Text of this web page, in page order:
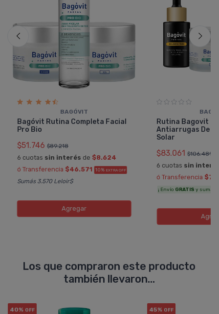
BAGÓVIT
Bagóvit Rutina Completa Facial
Pro Bio
$51.746 $89.218
6 cuotas sin interés de $8.624
ó Transferencia $46.571 10% EXTRA OFF
Sumás 3.570 Leloir$
Agregar
Rutina Bagovit
Antiarrugas De
Solar
$83.061 $106.489
6 cuotas sin
ó Transferencia
¡ Envío GRATIS y sumás
Los que compraron este producto
también llevaron...
40% OFF 45% OFF